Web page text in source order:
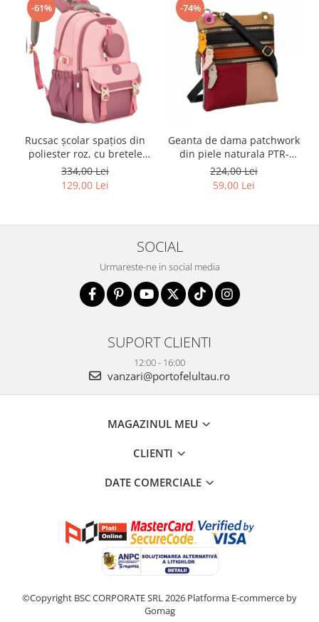
-61%
Rucsac școlar spațios din
poliester roz, cu bretele
reglabile - Peterson PTR-
PTN 8610-1327 PINK
334,00 Lei
129,00 Lei
-74%
Geanta de dama patchwork
din piele naturala PTR-
1718-SKL-6922 MULTI
224,00 Lei
59,00 Lei
SOCIAL
Urmareste-ne in social media
SUPORT CLIENTI
12:00 - 16:00
vanzari@portofelultau.ro
MAGAZINUL MEU
CLIENTI
DATE COMERCIALE
©Copyright BSC CORPORATE SRL 2026 Platforma E-commerce by
Gomag